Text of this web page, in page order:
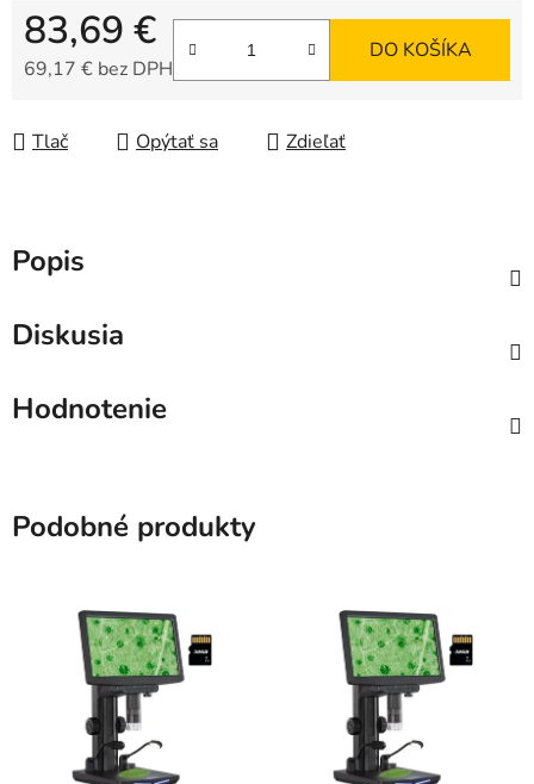
83,69 €
69,17 € bez DPH
DO KOŠÍKA
Tlač Opýtať sa Zdieľať
Popis
Diskusia
Hodnotenie
Podobné produkty